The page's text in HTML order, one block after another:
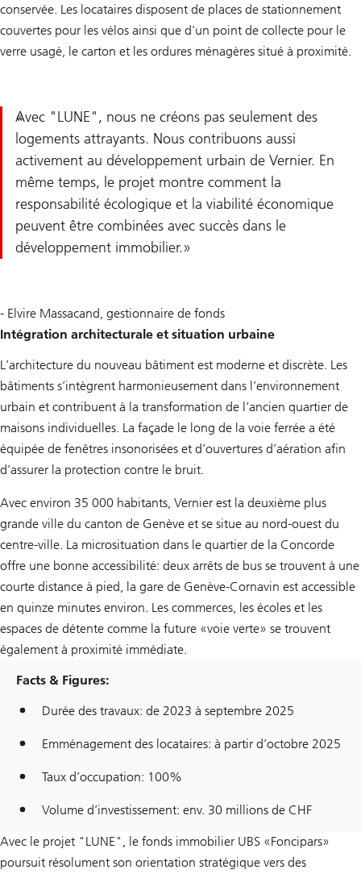
conservée. Les locataires disposent de places de stationnement
couvertes pour les vélos ainsi que d’un point de collecte pour le
verre usagé, le carton et les ordures ménagères situé à proximité.
Avec "LUNE", nous ne créons pas seulement des
logements attrayants. Nous contribuons aussi
activement au développement urbain de Vernier. En
même temps, le projet montre comment la
responsabilité écologique et la viabilité économique
peuvent être combinées avec succès dans le
développement immobilier.
- Elvire Massacand, gestionnaire de fonds
Intégration architecturale et situation urbaine
L’architecture du nouveau bâtiment est moderne et discrète. Les
bâtiments s’intègrent harmonieusement dans l’environnement
urbain et contribuent à la transformation de l’ancien quartier de
maisons individuelles. La façade le long de la voie ferrée a été
équipée de fenêtres insonorisées et d’ouvertures d’aération afin
d’assurer la protection contre le bruit.
Avec environ 35 000 habitants, Vernier est la deuxième plus
grande ville du canton de Genève et se situe au nord-ouest du
centre-ville. La microsituation dans le quartier de la Concorde
offre une bonne accessibilité: deux arrêts de bus se trouvent à une
courte distance à pied, la gare de Genève-Cornavin est accessible
en quinze minutes environ. Les commerces, les écoles et les
espaces de détente comme la future «voie verte» se trouvent
également à proximité immédiate.
Facts & Figures:
Durée des travaux: de 2023 à septembre 2025
Emménagement des locataires: à partir d’octobre 2025
Taux d’occupation: 100%
Volume d’investissement: env. 30 millions de CHF
Avec le projet "LUNE", le fonds immobilier UBS «Foncipars»
poursuit résolument son orientation stratégique vers des